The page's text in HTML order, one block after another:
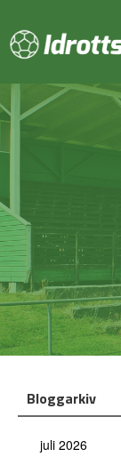
Bloggarkiv
juli 2026